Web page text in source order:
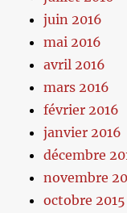
juin 2016
mai 2016
avril 2016
mars 2016
février 2016
janvier 2016
décembre
novembre
octobre 2015